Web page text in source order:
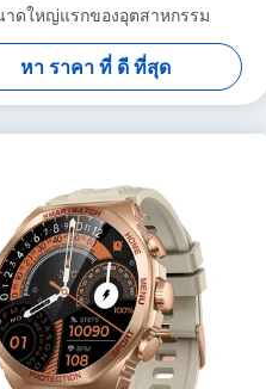
ดใหญ่แรกของอุตสาหกรรม
หา ราคา ที่ ดี ที่สุด